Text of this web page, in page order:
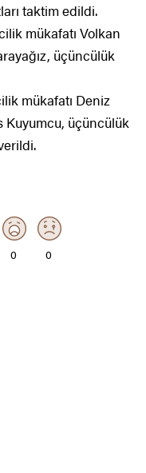
taktim edildi.
mükafatı Volkan
üçüncülük
mükafatı Deniz
Kuyumcu, üçüncülük
0 0